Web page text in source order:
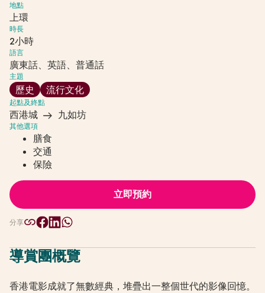
導賞團概覽
香港電影成就了無數經典，堆疊出一整個世代的影像回憶。
地點
上環
時長
2小時
語言
廣東話、英語、普通話
主題
歷史 流行文化
起點及終點
西港城 九如坊
其他選項
膳食
交通
保險
立即預約
分享